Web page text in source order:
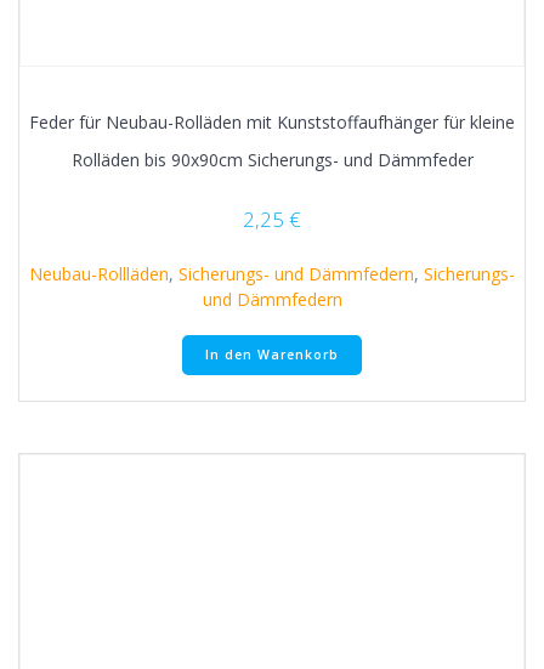
Feder für Neubau-Rolläden mit Kunststoffaufhänger für kleine
Rolläden bis 90x90cm Sicherungs- und Dämmfeder
2,25 €
Neubau-Rollläden, Sicherungs- und Dämmfedern, Sicherungs-
und Dämmfedern
In den Warenkorb